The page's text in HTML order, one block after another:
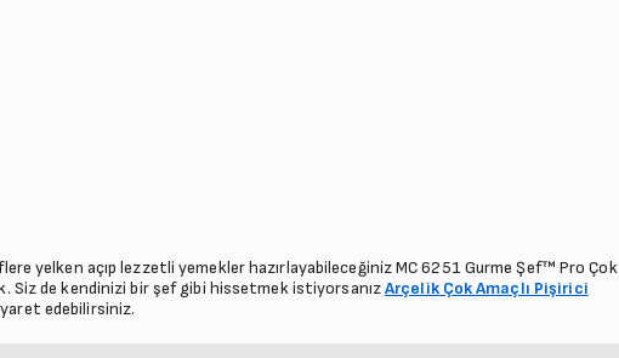
yelken açıp lezzetli yemekler hazırlayabileceğiniz MC 6251 Gurme Şef™ Pro Çok
Siz de kendinizi bir şef gibi hissetmek istiyorsanızArçelik Çok Amaçlı Pişirici
edebilirsiniz.